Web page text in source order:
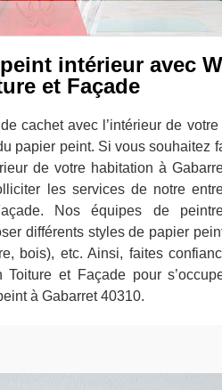
intérieur avec
et Façade
cachet avec l’intérieur de
papier peint. Si vous souhaitez
de votre habitation à
les services de notre
Nos équipes de
différents styles de papier
bois), etc. Ainsi, faites
Toiture et Façade pour
à Gabarret 40310.